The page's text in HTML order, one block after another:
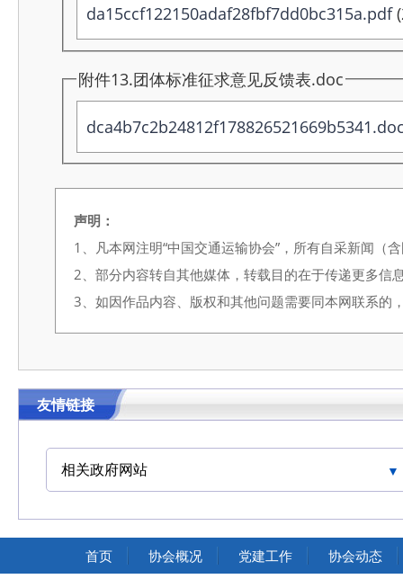
da15ccf122150adaf28fbf7dd0bc315a.pdf
附件13.团体标准征求意见反馈表.doc
声明：
1、凡本网注明“中国交通运输协会”，所有自采新闻（
2、部分内容转自其他媒体，转载目的在于传递更多信
3、如因作品内容、版权和其他问题需要同本网联系
友情链接
相关政府网站
中国交通运输协会官网
首页 协会概况 党建工作 协会动态